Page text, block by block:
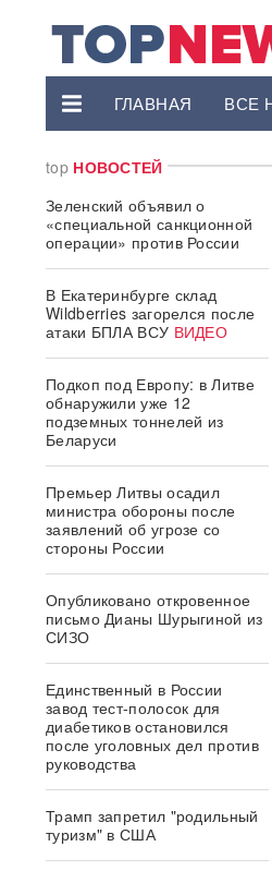
ГЛАВНАЯ ВСЕ
top НОВОСТЕЙ
Зеленский объявил о
«специальной санкционной
операции» против России
В Екатеринбурге склад
Wildberries загорелся после
атаки БПЛА ВСУ ВИДЕО
Подкоп под Европу: в Литве
обнаружили уже 12
подземных тоннелей из
Беларуси
Премьер Литвы осадил
министра обороны после
заявлений об угрозе со
стороны России
Опубликовано откровенное
письмо Дианы Шурыгиной из
СИЗО
Единственный в России
завод тест-полосок для
диабетиков остановился
после уголовных дел против
руководства
Трамп запретил "родильный
туризм" в США